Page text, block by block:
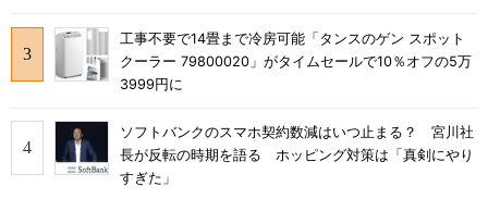
工事不要で14畳まで冷房可能「タンスのゲン スポット
クーラー 79800020」がタイムセールで10％オフの5万
3999円に
ソフトバンクのスマホ契約数減はいつ止まる？ 宮川社
長が反転の時期を語る ホッピング対策は「真剣にやり
すぎた」